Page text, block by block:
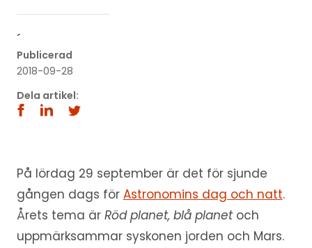
´
Publicerad
2018-09-28
Dela artikel:
På lördag 29 september är det för sjunde
gången dags för Astronomins dag och natt.
Årets tema är Röd planet, blå planetoch
uppmärksammar syskonen jorden och Mars.